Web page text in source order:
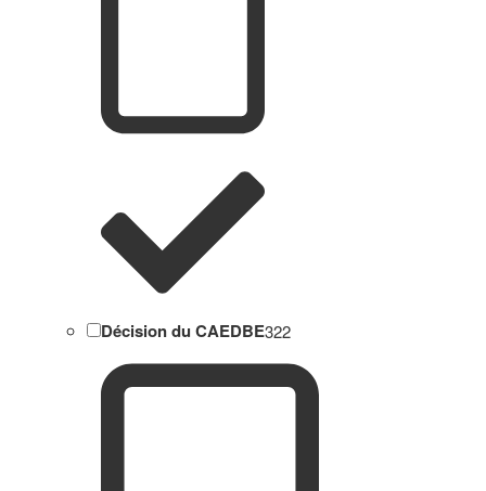
Décision du CAEDBE322